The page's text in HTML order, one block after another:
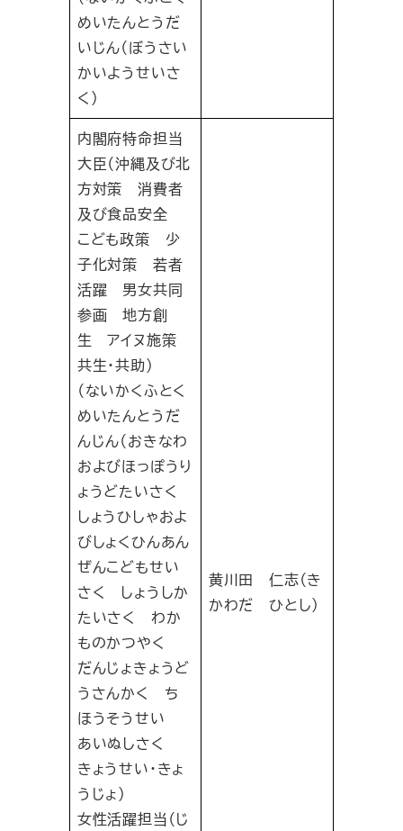
めいたんとうだ
いじん（ぼうさい
かいようせいさ
く）
内閣府特命担当
大臣（沖縄及び北
方対策 消費者
及び食品安全
こども政策 少
子化対策 若者
活躍 男女共同
参画 地方創
生 アイヌ施策
共生・共助）
（ないかくふとく
めいたんとうだ
んじん（おきなわ
およびほっぽうり
ょうどたいさく
しょうひしゃおよ
びしょくひんあん
ぜんこどもせい
さく しょうしか
たいさく わか
ものかつやく
だんじょきょうど
うさんかく ち
ほうそうせい
あいぬしさく
きょうせい・きょ
うじょ）
女性活躍担当（じ
黄川田 仁志（き
かわだ ひとし）